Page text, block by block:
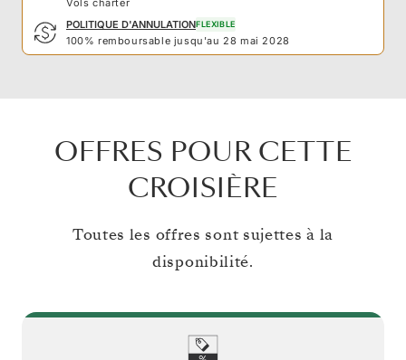
POLITIQUE D'ANNULATIONFLEXIBLE
100% remboursable jusqu'au 28 mai 2028
OFFRES POUR CETTE
CROISIÈRE
Toutes les offres sont sujettes à la
disponibilité.